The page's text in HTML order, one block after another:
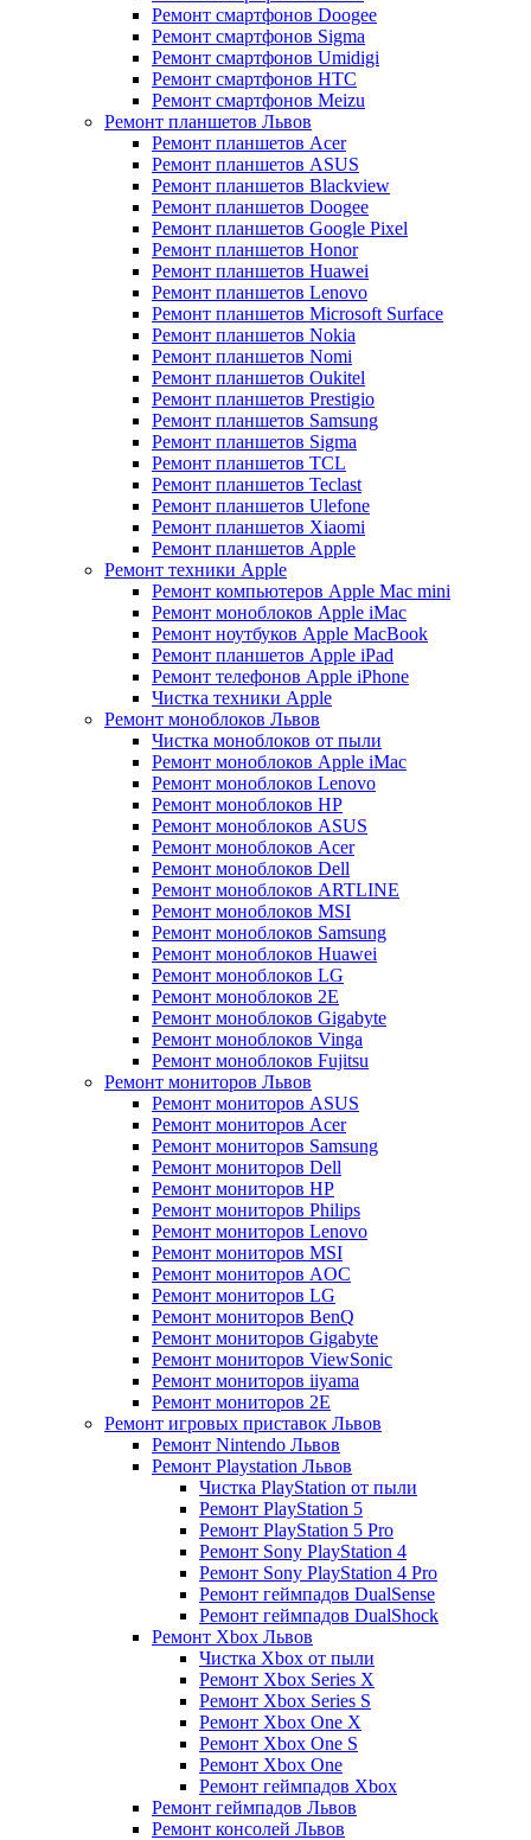
Ремонт смартфонов Doogee
Ремонт смартфонов Sigma
Ремонт смартфонов Umidigi
Ремонт смартфонов HTC
Ремонт смартфонов Meizu
Ремонт планшетов Львов
Ремонт планшетов Acer
Ремонт планшетов ASUS
Ремонт планшетов Blackview
Ремонт планшетов Doogee
Ремонт планшетов Google Pixel
Ремонт планшетов Honor
Ремонт планшетов Huawei
Ремонт планшетов Lenovo
Ремонт планшетов Microsoft Surface
Ремонт планшетов Nokia
Ремонт планшетов Nomi
Ремонт планшетов Oukitel
Ремонт планшетов Prestigio
Ремонт планшетов Samsung
Ремонт планшетов Sigma
Ремонт планшетов TCL
Ремонт планшетов Teclast
Ремонт планшетов Ulefone
Ремонт планшетов Xiaomi
Ремонт планшетов Apple
Ремонт техники Apple
Ремонт компьютеров Apple Mac mini
Ремонт моноблоков Apple iMac
Ремонт ноутбуков Apple MacBook
Ремонт планшетов Apple iPad
Ремонт телефонов Apple iPhone
Чистка техники Apple
Ремонт моноблоков Львов
Чистка моноблоков от пыли
Ремонт моноблоков Apple iMac
Ремонт моноблоков Lenovo
Ремонт моноблоков HP
Ремонт моноблоков ASUS
Ремонт моноблоков Acer
Ремонт моноблоков Dell
Ремонт моноблоков ARTLINE
Ремонт моноблоков MSI
Ремонт моноблоков Samsung
Ремонт моноблоков Huawei
Ремонт моноблоков LG
Ремонт моноблоков 2E
Ремонт моноблоков Gigabyte
Ремонт моноблоков Vinga
Ремонт моноблоков Fujitsu
Ремонт мониторов Львов
Ремонт мониторов ASUS
Ремонт мониторов Acer
Ремонт мониторов Samsung
Ремонт мониторов Dell
Ремонт мониторов HP
Ремонт мониторов Philips
Ремонт мониторов Lenovo
Ремонт мониторов MSI
Ремонт мониторов AOC
Ремонт мониторов LG
Ремонт мониторов BenQ
Ремонт мониторов Gigabyte
Ремонт мониторов ViewSonic
Ремонт мониторов iiyama
Ремонт мониторов 2E
Ремонт игровых приставок Львов
Ремонт Nintendo Львов
Ремонт Playstation Львов
Чистка PlayStation от пыли
Ремонт PlayStation 5
Ремонт PlayStation 5 Pro
Ремонт Sony PlayStation 4
Ремонт Sony PlayStation 4 Pro
Ремонт геймпадов DualSense
Ремонт геймпадов DualShock
Ремонт Xbox Львов
Чистка Xbox от пыли
Ремонт Xbox Series X
Ремонт Xbox Series S
Ремонт Xbox One X
Ремонт Xbox One S
Ремонт Xbox One
Ремонт геймпадов Xbox
Ремонт геймпадов Львов
Ремонт консолей Львов